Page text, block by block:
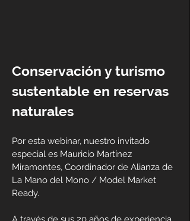
Conservación y turismo
sustentable en reservas
naturales
Por esta webinar, nuestro invitado
especial es Mauricio Martínez
Miramontes, Coordinador de Alianza de
La Mano del Mono / Model Market
Ready.